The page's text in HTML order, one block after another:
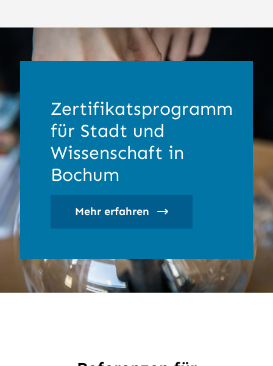
Zertifikatsprogramm
für Stadt und
Wissenschaft in
Bochum
Mehr erfahren